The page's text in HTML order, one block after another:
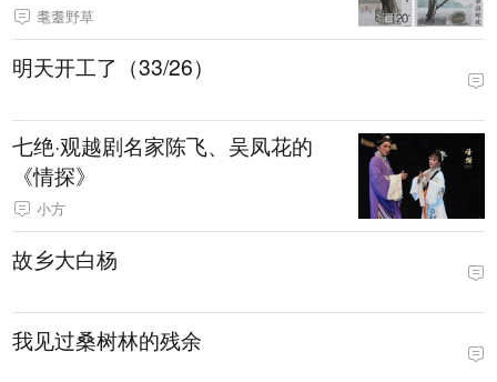
耄耋野草
明天开工了（33/26）
七绝·观越剧名家陈飞、吴凤花的
《情探》
小方
故乡大白杨
我见过桑树林的残余